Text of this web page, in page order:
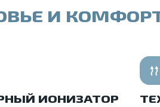
И
ИОНИЗАТОР